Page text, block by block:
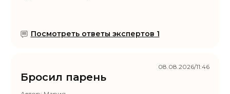
Посмотреть ответы экспертов 1
Бросил парень
08.08.2026/11:46